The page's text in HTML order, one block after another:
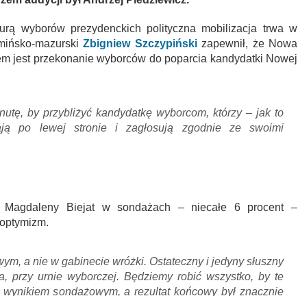
wyborów prezydenckich polityczna mobilizacja trwa w
mazurskiZbigniew Szczypińskizapewnił, że Nowa
jest przekonanie wyborców do poparcia kandydatki Nowej
by przybliżyć kandydatkę wyborcom, którzy – jak to
po lewej stronie i zagłosują zgodnie ze swoimi
Biejat w sondażach – niecałe 6 procent –
a nie w gabinecie wróżki. Ostateczny i jedyny słuszny
przy urnie wyborczej. Będziemy robić wszystko, by te
sondażowym, a rezultat końcowy był znacznie